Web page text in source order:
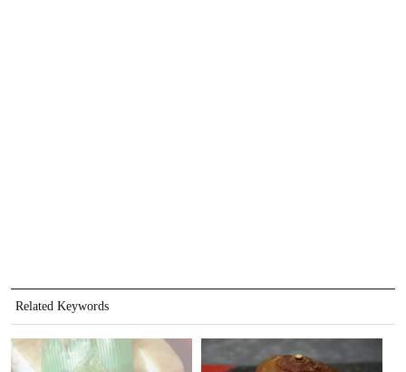
Related Keywords